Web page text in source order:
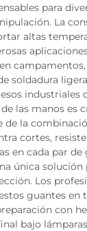
para
La
altas
soldadura
industriales
las manos es
de la
cortes,
en cada par de
única
Los
guantes en
con
bajo